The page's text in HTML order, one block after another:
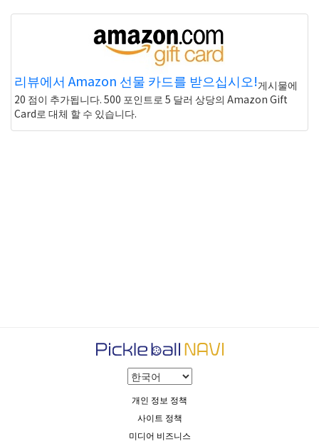
리뷰에서 Amazon 선물 카드를 받으십시오!게시물에
20 점이 추가됩니다. 500 포인트로 5 달러 상당의 Amazon Gift
Card로 대체 할 수 있습니다.
개인 정보 정책
사이트 정책
미디어 비즈니스